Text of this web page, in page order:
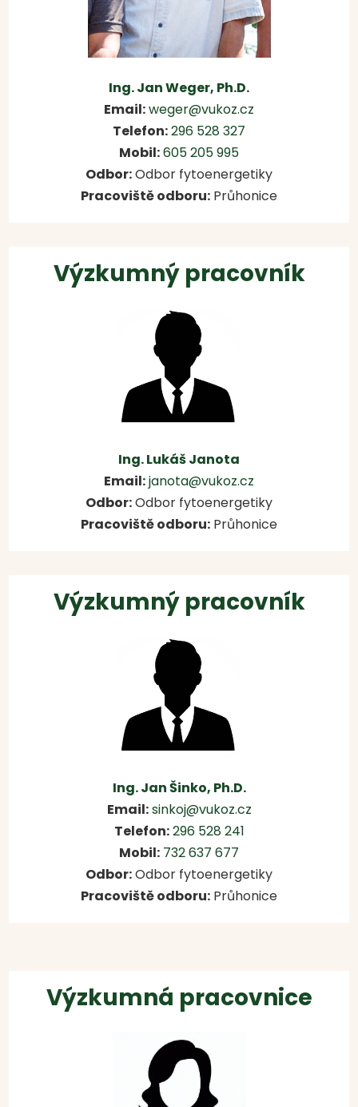
Ing. Jan Weger, Ph.D.
Email:weger@vukoz.cz
Telefon:296 528 327
Mobil:605 205 995
Odbor:Odbor fytoenergetiky
Pracoviště odboru: Průhonice
Výzkumný pracovník
Ing. Lukáš Janota
Email:janota@vukoz.cz
Odbor:Odbor fytoenergetiky
Pracoviště odboru: Průhonice
Výzkumný pracovník
Ing. Jan Šinko, Ph.D.
Email:sinkoj@vukoz.cz
Telefon:296 528 241
Mobil: 732 637 677
Odbor:Odbor fytoenergetiky
Pracoviště odboru: Průhonice
Výzkumná pracovnice